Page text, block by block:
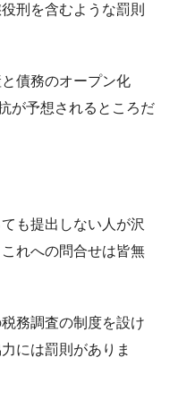
刑を含むような罰則
債務のオープン化
が予想されるところだ
も提出しない人が沢
れへの問合せは皆無
務調査の制度を設け
には罰則がありま